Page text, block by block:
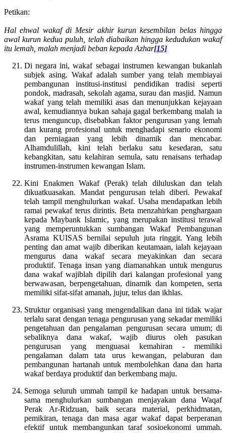
Petikan:
Hal ehwal wakaf di Mesir akhir kurun kesembilan belas hingga
awal kurun kedua puluh, telah diabaikan hingga kedudukan wakaf
itu lemah, malah menjadi beban kepada Azhar[15]
Di negara ini, wakaf sebagai instrumen kewangan bukanlah
subjek asing. Wakaf adalah sumber yang telah membiayai
pembangunan institusi-institusi pendidikan tradisi seperti
pondok, madrasah, sekolah agama, surau dan masjid. Namun
wakaf yang telah memiliki asas dan menunjukkan kejayaan
awal, kemudiannya bukan sahaja gagal berkembang malah ia
terus menguncup, disebabkan faktor pengurusan yang lemah
dan kurang profesional untuk menghadapi senario ekonomi
dan perniagaan yang lebih dinamik dan mencabar.
Alhamdulillah, kini telah berlaku satu kesedaran, satu
kebangkitan, satu kelahiran semula, satu renaisans terhadap
instrumen-instrumen kewangan Islam.
Kini Enakmen Wakaf (Perak) telah diluluskan dan telah
dikuatkuasakan. Mandat pengurusan telah diberi. Pewakaf
telah tampil menghulurkan wakaf. Usaha mendapatkan lebih
ramai pewakaf terus dirintis. Beta menzahirkan penghargaan
kepada Maybank Islamic, yang merupakan institusi terawal
yang memperuntukkan sumbangan Wakaf Pembangunan
Asrama KUISAS bernilai sepuluh juta ringgit. Yang lebih
penting dan amat wajib diberikan keutamaan, ialah kejayaan
mengurus dana wakaf secara meyakinkan dan secara
produktif. Tenaga insan yang diamanahkan untuk mengurus
dana wakaf wajiblah dipilih dari kalangan profesional yang
berwawasan, berpengetahuan, dinamik dan kompeten, serta
memiliki sifat-sifat amanah, jujur, telus dan ikhlas.
Struktur organisasi yang mengendalikan dana ini tidak wajar
terlalu sarat dengan tenaga pengurusan yang sekadar memiliki
pengetahuan dan pengalaman pengurusan secara umum; di
sebaliknya dana wakaf, wajib diurus oleh pasukan
pengurusan yang menguasai kemahiran - memiliki
pengalaman dalam tata urus kewangan, pelaburan dan
pembangunan hartanah untuk membolehkan dana dan harta
wakaf berdaya produktif dan berkembang maju.
Semoga seluruh ummah tampil ke hadapan untuk bersama-
sama menghulurkan sumbangan menjayakan dana Waqaf
Perak Ar-Ridzuan, baik secara material, perkhidmatan,
pemikiran, tenaga dan masa agar wakaf dapat berperanan
efektif untuk membangunkan taraf sosioekonomi ummah.